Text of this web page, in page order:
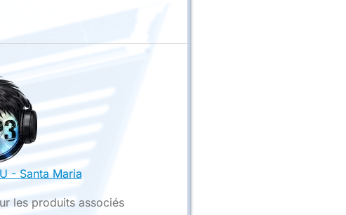
- Santa Maria
les produits associés